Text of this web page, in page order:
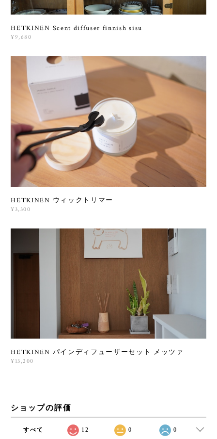
HETKINEN Scent diffuser finnish sisu
¥9,680
HETKINEN ウィックトリマー
¥3,300
HETKINEN パインディフューザーセット メッツァ
¥13,200
ショップの評価
すべて 12 0 0